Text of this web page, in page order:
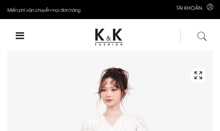
Miễn phí vận chuyển mọi đơn hàng TÀI KHOẢN